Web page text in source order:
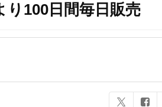
100日間毎日販売